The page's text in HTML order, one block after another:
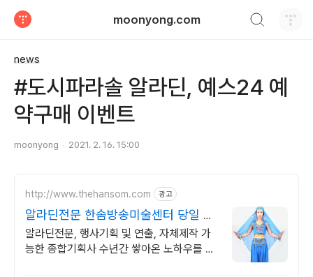
moonyong.com
news
#도시파라솔 알라딘, 예스24 예
약구매 이벤트
moonyong 2021. 2. 16. 15:00
http://www.thehansom.com 광고
알라딘전문 한솜방송미술센터 당일 배
송 및 수령가능!
알라딘전문, 행사기획 및 연출, 자체제작 가
능한 종합기획사 수년간 쌓아온 노하우를 바